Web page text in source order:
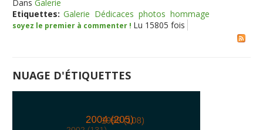
DansGalerie
Etiquettes: Galerie Dédicaces photos hommage
soyez le premier à commenter ! Lu 15805 fois
NUAGE D'ÉTIQUETTES